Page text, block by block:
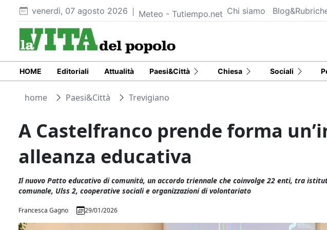
venerdì, 07 agosto 2026 Meteo - Tutiempo.net Chi siamo
HOME Editoriali Attualità Paesi&Città Chiesa Sociali
home Paesi&Città Trevigiano
A Castelfranco prende forma
alleanza educativa
Il nuovo Patto educativo di comunità, un accordo triennale che coinvolge 22 enti, tra
comunale, Ulss 2, cooperative sociali e organizzazioni di volontariato
Francesca Gagno 29/01/2026